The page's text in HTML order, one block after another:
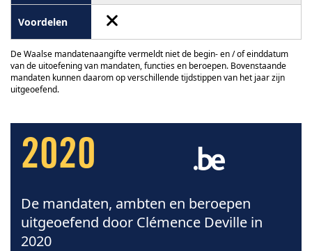
De Waalse mandatenaangifte vermeldt niet de begin- en / of einddatum
van de uitoefening van mandaten, functies en beroepen. Bovenstaande
mandaten kunnen daarom op verschillende tijdstippen van het jaar zijn
uitgeoefend.
2020
De mandaten, ambten en beroepen
uitgeoefend door Clémence Deville in
2020